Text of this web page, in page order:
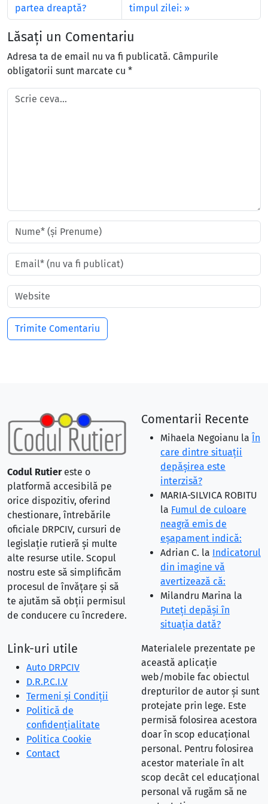
partea dreaptă?
timpul zilei:
Lăsați un Comentariu
Adresa ta de email nu va fi publicată. Câmpurile
obligatorii sunt marcate cu *
Codul Rutiereste o
platformă accesibilă pe
orice dispozitiv, oferind
chestionare, întrebările
oficiale DRPCIV, cursuri de
legislație rutieră și multe
alte resurse utile. Scopul
nostru este să simplificăm
procesul de învățare și să
te ajutăm să obții permisul
de conducere cu încredere.
Comentarii Recente
Mihaela Negoianu la În
care dintre situaţii
depăşirea este
interzisă?
MARIA-SILVICA ROBITU
la Fumul de culoare
neagră emis de
eşapament indică:
Adrian C. la Indicatorul
din imagine vă
avertizează că:
Milandru Marina la
Puteţi depăşi în
situaţia dată?
Link-uri utile
Auto DRPCIV
D.R.P.C.I.V
Termeni și Condiții
Politică de
confidențialitate
Politica Cookie
Contact
Materialele prezentate pe
această aplicație
web/mobile fac obiectul
drepturilor de autor și sunt
protejate prin lege. Este
permisă folosirea acestora
doar în scop educațional
personal. Pentru folosirea
acestor materiale în alt
scop decât cel educațional
personal vă rugăm să ne